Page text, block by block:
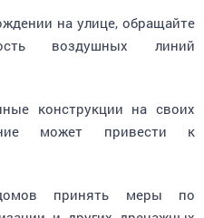
воздушных линий
может привести к
и других дренажных